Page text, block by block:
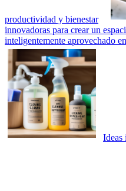
productividad y bienestar
innovadoras para crear un
inteligentemente aprovechado
Ideas